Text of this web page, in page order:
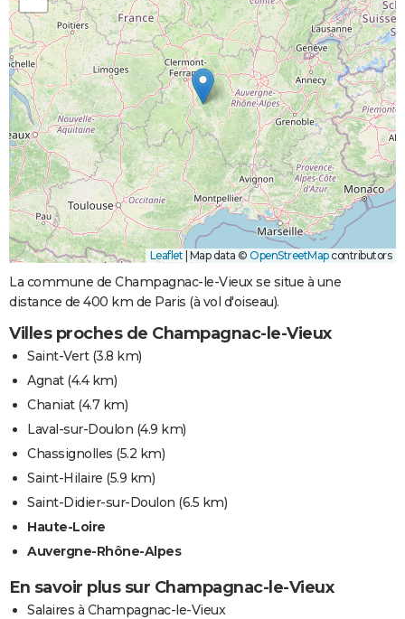
Leaflet Map data © OpenStreetMapcontributors
La commune de Champagnac-le-Vieux se situe à une
distance de 400 km de Paris (à vol d'oiseau).
Villes proches de Champagnac-le-Vieux
Saint-Vert(3.8 km)
Agnat(4.4 km)
Chaniat(4.7 km)
Laval-sur-Doulon (4.9 km)
Chassignolles (5.2 km)
Saint-Hilaire (5.9 km)
Saint-Didier-sur-Doulon (6.5 km)
Haute-Loire
Auvergne-Rhône-Alpes
En savoir plus sur Champagnac-le-Vieux
Salaires à Champagnac-le-Vieux